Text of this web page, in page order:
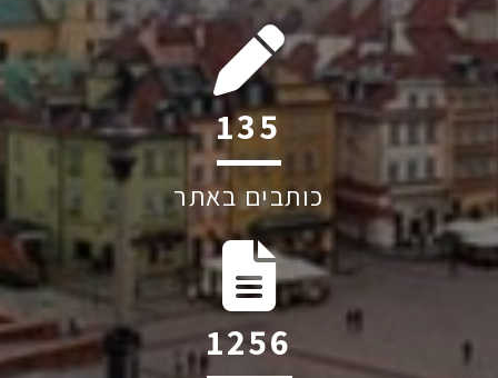
262
כותבים באתר
2437